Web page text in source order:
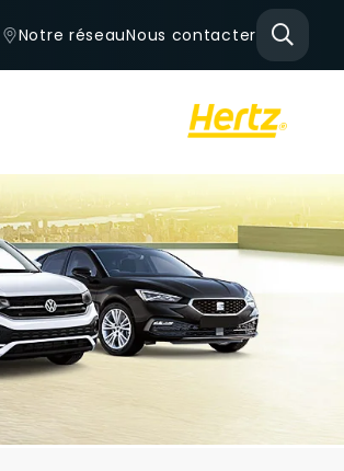
Notre réseauNous contacter